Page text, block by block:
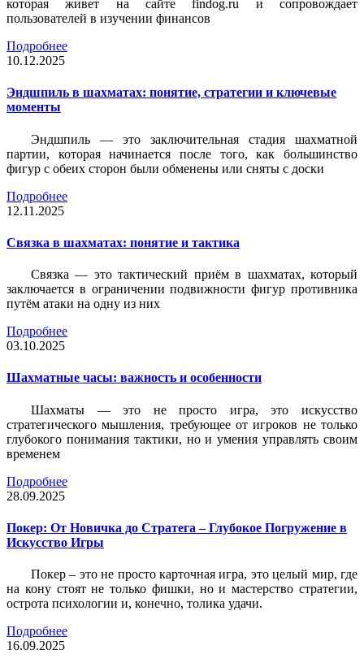
которая живет на сайте findog.ru и сопровождает
пользователей в изучении финансов
Подробнее
10.12.2025
Эндшпиль в шахматах: понятие, стратегии и ключевые
моменты
Эндшпиль — это заключительная стадия шахматной
партии, которая начинается после того, как большинство
фигур с обеих сторон были обменены или сняты с доски
Подробнее
12.11.2025
Связка в шахматах: понятие и тактика
Связка — это тактический приём в шахматах, который
заключается в ограничении подвижности фигур противника
путём атаки на одну из них
Подробнее
03.10.2025
Шахматные часы: важность и особенности
Шахматы — это не просто игра, это искусство
стратегического мышления, требующее от игроков не только
глубокого понимания тактики, но и умения управлять своим
временем
Подробнее
28.09.2025
Покер: От Новичка до Стратега – Глубокое Погружение в
Искусство Игры
Покер – это не просто карточная игра, это целый мир, где
на кону стоят не только фишки, но и мастерство стратегии,
острота психологии и, конечно, толика удачи.
Подробнее
16.09.2025